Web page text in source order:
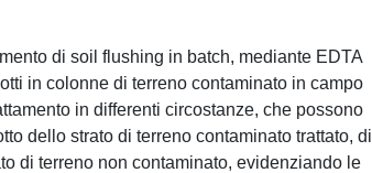
di soil flushing in batch, mediante EDTA
in colonne di terreno contaminato in campo
in differenti circostanze, che possono
dello strato di terreno contaminato trattato, di
di terreno non contaminato, evidenziando le